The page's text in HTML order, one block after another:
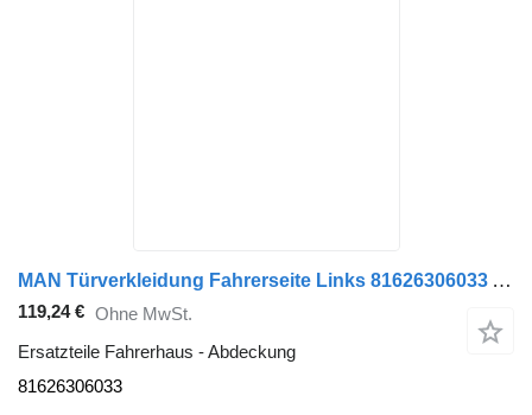
MAN Türverkleidung Fahrerseite Links 81626306033 Abdeckung für MAN TGA Sattelzugmaschine
119,24 € Ohne MwSt.
Ersatzteile Fahrerhaus - Abdeckung
81626306033